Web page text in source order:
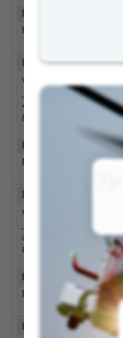
DESCRIPTION
No description
ID
wp_wpfileupload
_eac2472a1f53dc6
4788b40af074ee2
8c
DESCRIPTION
No description
ID
wp_wpfileupload
a16e9e27cb324db
08c
DESCRIPTION
No description
ID